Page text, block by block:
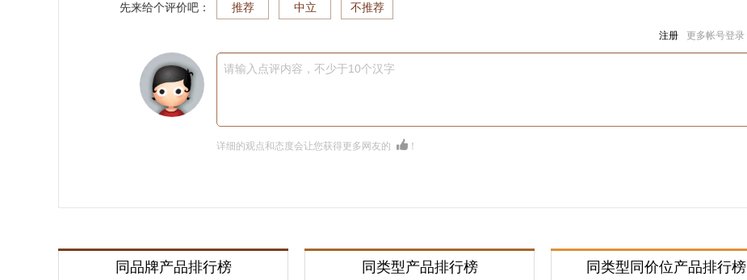
先来给个评价吧： 推荐 中立 不推荐
注册 更多帐号登录
请输入点评内容，不少于10个汉字
详细的观点和态度会让您获得更多网友的 ！
同品牌产品排行榜 同类型产品排行榜 同类型同价位产品排行榜